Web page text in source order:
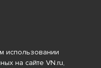
использовании
на сайте VN.ru,